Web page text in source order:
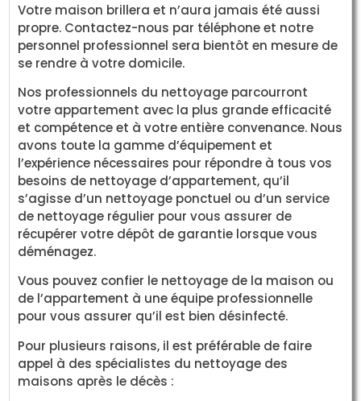
Votre maison brillera et n’aura jamais été aussi
propre. Contactez-nous par téléphone et notre
personnel professionnel sera bientôt en mesure de
se rendre à votre domicile.
Nos professionnels du nettoyage parcourront
votre appartement avec la plus grande efficacité
et compétence et à votre entière convenance. Nous
avons toute la gamme d’équipement et
l’expérience nécessaires pour répondre à tous vos
besoins de nettoyage d’appartement, qu’il
s’agisse d’un nettoyage ponctuel ou d’un service
de nettoyage régulier pour vous assurer de
récupérer votre dépôt de garantie lorsque vous
déménagez.
Vous pouvez confier le nettoyage de la maison ou
de l’appartement à une équipe professionnelle
pour vous assurer qu’il est bien désinfecté.
Pour plusieurs raisons, il est préférable de faire
appel à des spécialistes du nettoyage des
maisons après le décès :